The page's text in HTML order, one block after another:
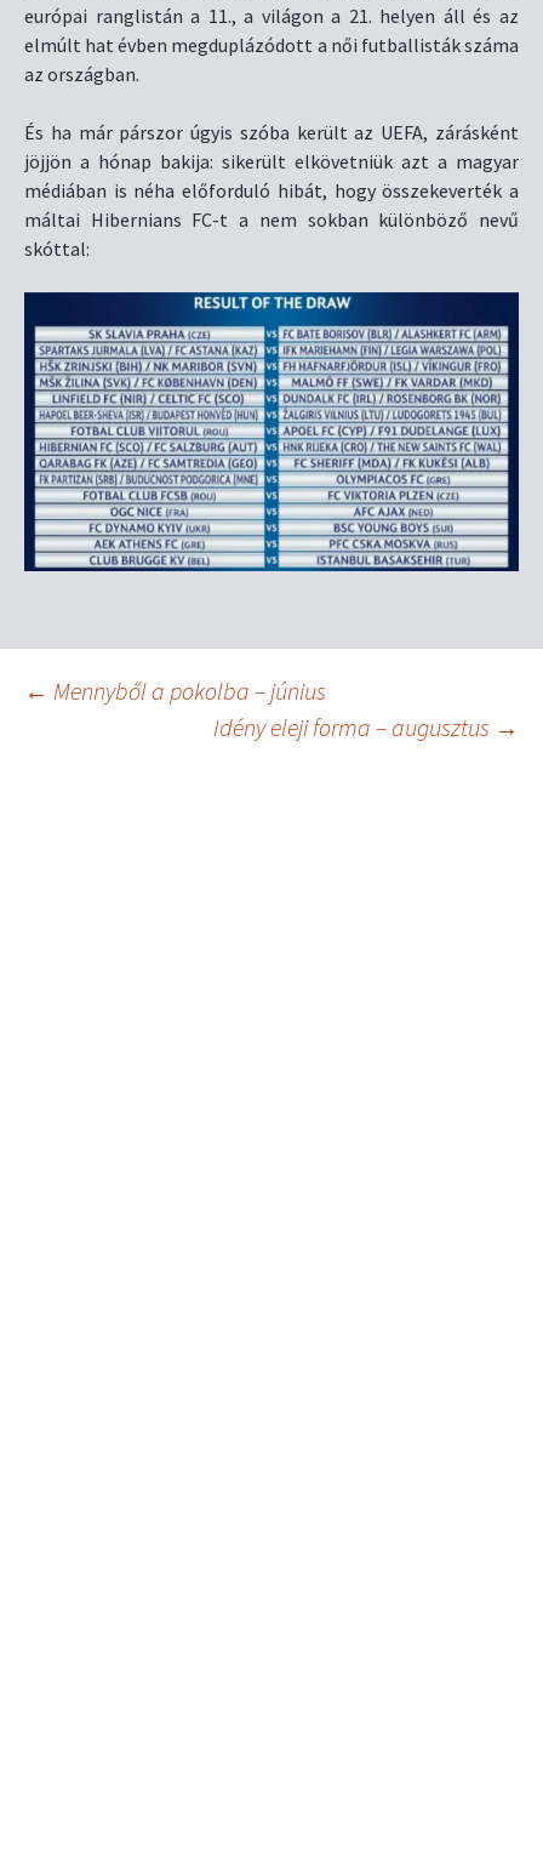
európai ranglistán a 11., a világon a 21. helyen áll és az
elmúlt hat évben megduplázódott a női futballisták száma
az országban.
És ha már párszor úgyis szóba került az UEFA, zárásként
jöjjön a hónap bakija: sikerült elkövetniük azt a magyar
médiában is néha előforduló hibát, hogy összekeverték a
máltai Hibernians FC-t a nem sokban különböző nevű
skóttal:
Bejegyzés
← Mennyből a pokolba – június
Idény eleji forma – augusztus →